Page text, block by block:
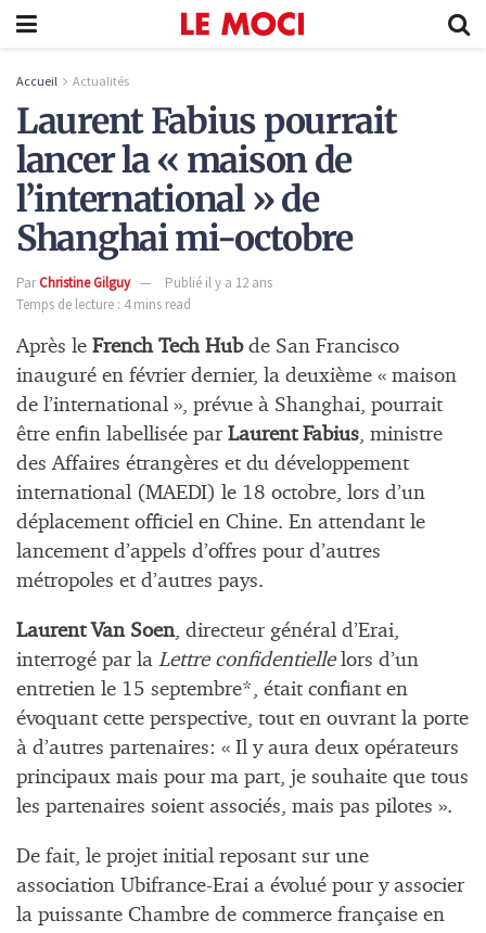
Accueil Actualités
Laurent Fabius pourrait
lancer la « maison de
l’international » de
Shanghai mi-octobre
ParChristine Gilguy
Publié il y a 12 ans
Temps de lecture : 4 mins read
Après le French Tech Hubde San Francisco
inauguré en février dernier, la deuxième « maison
de l’international », prévue à Shanghai, pourrait
être enfin labellisée par Laurent Fabius, ministre
des Affaires étrangères et du développement
international (MAEDI) le 18 octobre, lors d’un
déplacement officiel en Chine. En attendant le
lancement d’appels d’offres pour d’autres
métropoles et d’autres pays.
Laurent Van Soen, directeur général d’Erai,
interrogé par la Lettre confidentiellelors d’un
entretien le 15 septembre*, était confiant en
évoquant cette perspective, tout en ouvrant la porte
à d’autres partenaires: « Il y aura deux opérateurs
principaux mais pour ma part, je souhaite que tous
les partenaires soient associés, mais pas pilotes ».
De fait, le projet initial reposant sur une
association Ubifrance-Erai a évolué pour y associer
la puissante Chambre de commerce française en